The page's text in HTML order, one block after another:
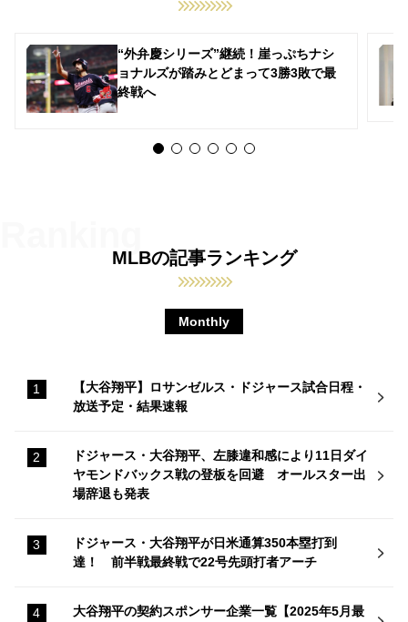
“外弁慶シリーズ”継続！崖っぷちナシ
ョナルズが踏みとどまって3勝3敗で最
終戦へ
MLBの記事ランキング
Monthly
【大谷翔平】ロサンゼルス・ドジャース試合日程・
放送予定・結果速報
ドジャース・大谷翔平、左膝違和感により11日ダイ
ヤモンドバックス戦の登板を回避 オールスター出
場辞退も発表
ドジャース・大谷翔平が日米通算350本塁打到
達！ 前半戦最終戦で22号先頭打者アーチ
大谷翔平の契約スポンサー企業一覧【2025年5月最